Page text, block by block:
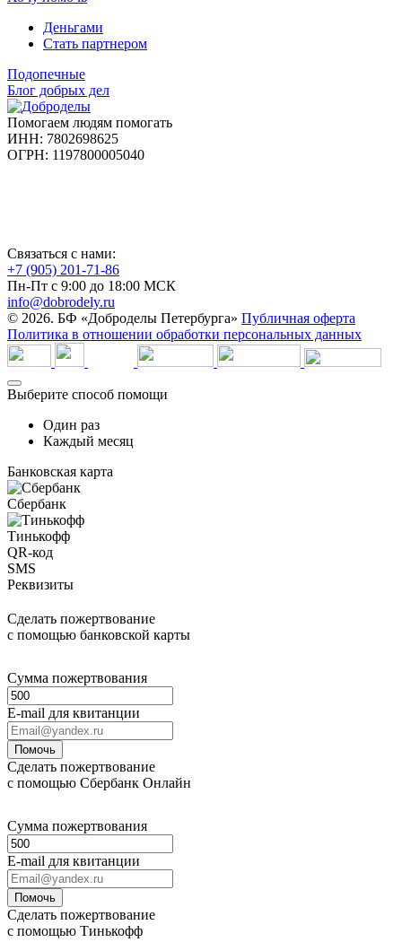
Деньгами
Стать партнером
Подопечные
Блог добрых дел
Помогаем людям помогать
ИНН: 7802698625
ОГРН: 1197800005040
Связаться с нами:
+7 (905) 201-71-86
Пн-Пт с 9:00 до 18:00 МСК
info@dobrodely.ru
© 2026. БФ «Доброделы Петербурга» Публичная оферта
Политика в отношении обработки персональных данных
Выберите способ помощи
Один раз
Каждый месяц
Банковская карта
Сбербанк
Тинькофф
QR-код
SMS
Реквизиты
Сделать пожертвование
с помощью банковской карты
Сумма пожертвования
E-mail для квитанции
Помочь
Сделать пожертвование
с помощью Сбербанк Онлайн
Сумма пожертвования
E-mail для квитанции
Помочь
Сделать пожертвование
с помощью Тинькофф